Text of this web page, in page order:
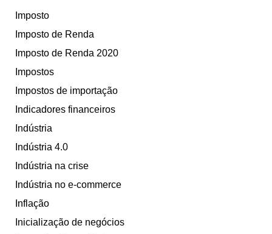
Imposto
Imposto de Renda
Imposto de Renda 2020
Impostos
Impostos de importação
Indicadores financeiros
Indústria
Indústria 4.0
Indústria na crise
Indústria no e-commerce
Inflação
Inicialização de negócios